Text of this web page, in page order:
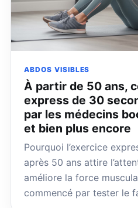
ABDOS VISIBLES
À partir de 50 ans,
express de 30
par les médecins
et bien plus encore
Pourquoi l’exercice
après 50 ans attire
améliore la force
commencé par tester le